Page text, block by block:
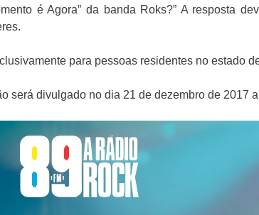
é Agora” da banda Roks?” A resposta
para pessoas residentes no estado
será divulgado no dia 21 de dezembro de 2017